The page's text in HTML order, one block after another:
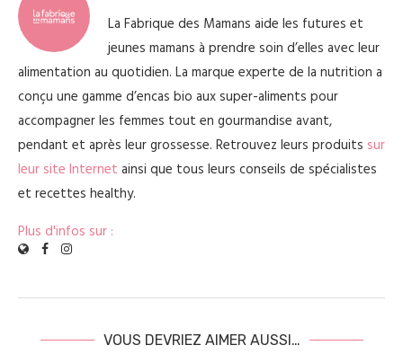
La Fabrique des Mamans aide les futures et
jeunes mamans à prendre soin d’elles avec leur
alimentation au quotidien. La marque experte de la nutrition a
conçu une gamme d’encas bio aux super-aliments pour
accompagner les femmes tout en gourmandise avant,
pendant et après leur grossesse. Retrouvez leurs produits sur
leur site Internet ainsi que tous leurs conseils de spécialistes
et recettes healthy.
Plus d'infos sur :
VOUS DEVRIEZ AIMER AUSSI…